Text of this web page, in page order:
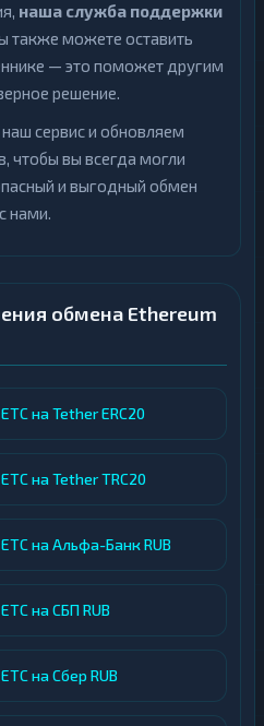
наша служба поддержки
также можете оставить
— это поможет другим
решение.
сервис и обновляем
чтобы вы всегда могли
и выгодный обмен
нами.
обмена Ethereum
на Tether ERC20
на Tether TRC20
на Альфа-Банк RUB
на СБП RUB
на Сбер RUB